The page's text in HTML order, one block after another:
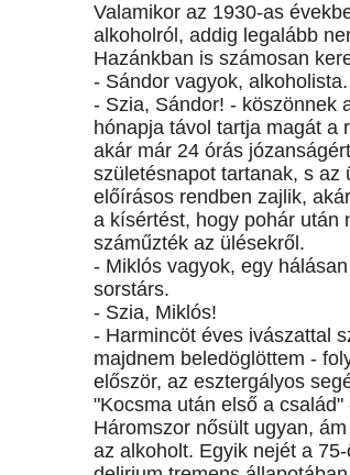
Valamikor az 1930-as
alkoholról, addig legalább
Hazánkban is számosan
- Sándor vagyok,
- Szia, Sándor! - köszönnek
hónapja távol tartja magát a
akár már 24 órás
születésnapot tartanak, s az
előírásos rendben zajlik,
a kísértést, hogy pohár után
száműzték az ülésekről.
- Miklós vagyok, egy
sorstárs.
- Szia, Miklós!
- Harmincöt éves ivászattal
majdnem beledöglöttem -
először, az esztergályos
"Kocsma után első a
Háromszor nősült ugyan,
az alkoholt. Egyik nejét a